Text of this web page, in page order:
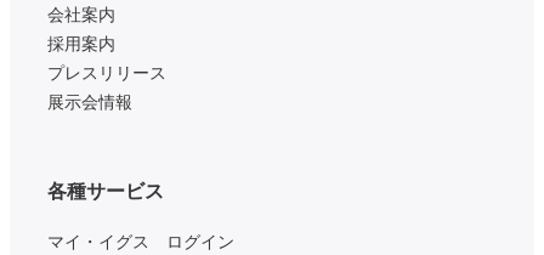
会社案内
採用案内
プレスリリース
展示会情報
各種サービス
マイ・イグス ログイン